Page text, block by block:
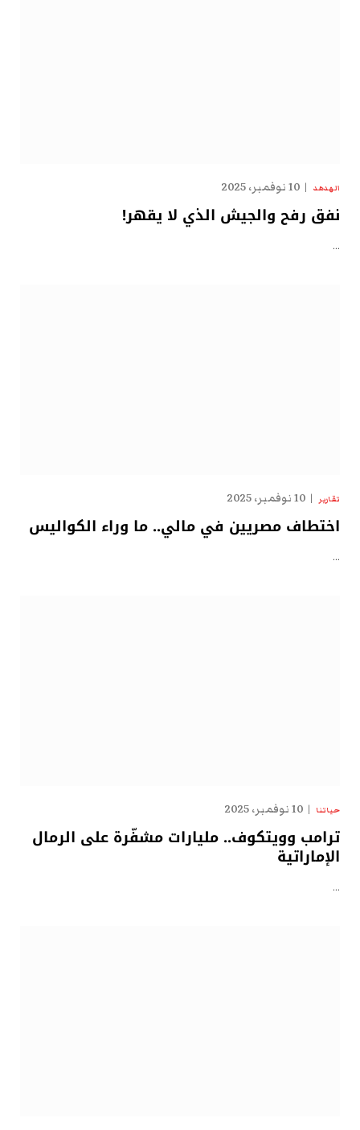
الهدهد 10 نوفمبر، 2025
نفق رفح والجيش الذي لا يقهر!
…
تقارير 10 نوفمبر، 2025
اختطاف مصريين في مالي.. ما وراء الكواليس
…
حياتنا 10 نوفمبر، 2025
ترامب وويتكوف.. مليارات مشفّرة على الرمال
الإماراتية
…